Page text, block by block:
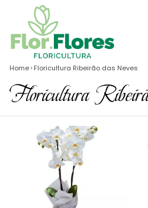
Home Floricultura Ribeirão das Neves
Floricultura